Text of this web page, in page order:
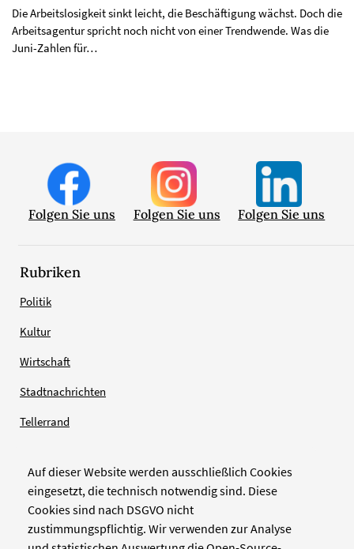
Auf dieser Website werden ausschließlich Cookies
eingesetzt, die technisch notwendig sind. Diese
Cookies sind nach DSGVO nicht
zustimmungspflichtig. Wir verwenden zur Analyse
Die Arbeitslosigkeit sinkt leicht, die Beschäftigung wächst. Doch die
Arbeitsagentur spricht noch nicht von einer Trendwende. Was die
Juni-Zahlen für…
Folgen Sie uns Folgen Sie uns Folgen Sie uns
Rubriken
Politik
Kultur
Wirtschaft
Stadtnachrichten
Tellerrand
Verlag
Zellwerk GmbH & Co KG
Pinienstraße 2